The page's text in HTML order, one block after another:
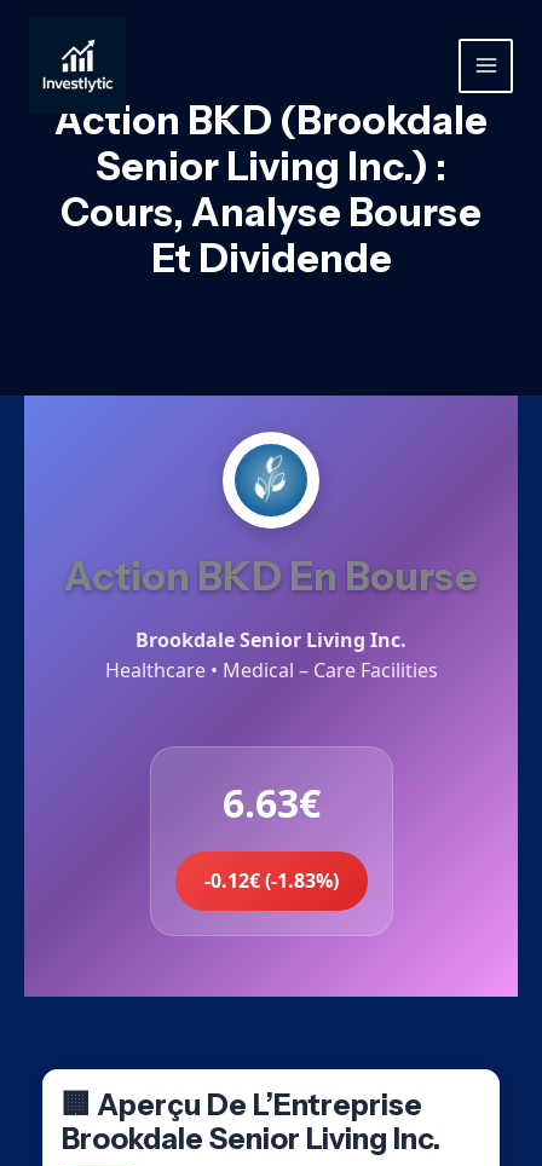
contenu
MAIN
Action BKD (Brookdale
Senior Living Inc.) :
Cours, Analyse Bourse
Et Dividende
Action BKD En Bourse
Brookdale Senior Living Inc.
Healthcare • Medical – Care Facilities
6.63€
-0.12€ (-1.83%)
🏢 Aperçu De L’Entreprise
Brookdale Senior Living Inc.